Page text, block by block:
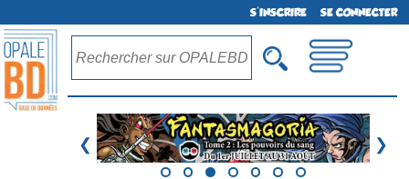
S'INSCRIRE SE CONNECTER
❮ ❯